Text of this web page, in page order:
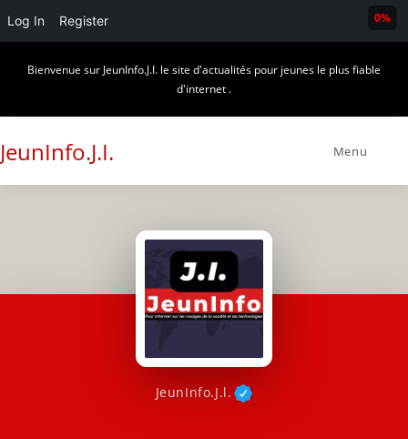
Log In Register
Bienvenue sur JeunInfo.J.I. le site d'actualités pour jeunes le plus fiable
d'internet .
JeunInfo.J.I. Menu
JeunInfo.J.l.
0%